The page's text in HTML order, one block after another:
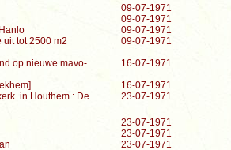
09-07-1971
09-07-1971
09-07-1971
uit tot 2500 m2
09-07-1971
op nieuwe mavo-
16-07-1971
16-07-1971
in Houthem : De
23-07-1971
23-07-1971
23-07-1971
23-07-1971